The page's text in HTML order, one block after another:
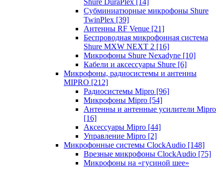
Shure DuraPlex [14]
Субминиатюрные микрофоны Shure
TwinPlex [39]
Антенны RF Venue [21]
Беспроводная микрофонная система
Shure MXW NEXT 2 [16]
Микрофоны Shure Nexadyne [10]
Кабели и аксессуары Shure [6]
Микрофоны, радиосистемы и антенны
MIPRO [212]
Радиосистемы Mipro [96]
Микрофоны Mipro [54]
Антенны и антенные усилители Mipro
[16]
Аксессуары Mipro [44]
Управление Mipro [2]
Микрофонные системы ClockAudio [148]
Врезные микрофоны ClockAudio [75]
Микрофоны на «гусиной шее»